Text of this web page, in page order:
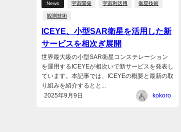
News 宇宙開発 宇宙利活用 衛星技術
観測技術
ICEYE、小型SAR衛星を活用した新
サービスを相次ぎ展開
世界最大級の小型SAR衛星コンステレーション
を運用するICEYEが相次いで新サービスを発表し
ています。本記事では、ICEYEの概要と最新の取
り組みを紹介するとと...
2025年9月9日
kokoro